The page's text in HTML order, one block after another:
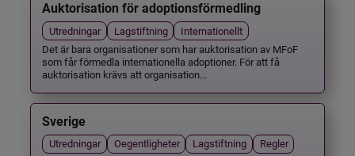
Auktorisation för adoptionsförmedling
Utredningar Lagstiftning
Internationellt
Det är bara organisationer som har auktorisation av MFoF
som får förmedla internationella adoptioner. För att få
auktorisation krävs att organisation...
Sverige
Utredningar Oegentligheter Lagstiftning
Regler